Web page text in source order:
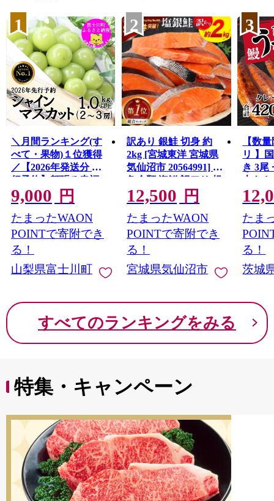
1
＼月間ランキング(す
べて・果物)１位獲得
／【2026年発送分 先
行予約】頬張る幸福
感 〜緑の宝石・ シ
ャインマスカット 〜
１ｋｇ以上（２〜３
房） フルーツ 山梨県
産 果物 くだもの シャ
イン マスカット ぶど
う ブドウ 葡萄 大粒 種
9000円 九千円
9,000 円
たまったWAON
POINTで寄附でき
る！
山梨県富士川町
2
訳あり 銀鮭 切身 約
2kg [宮城東洋 宮城県
気仙沼市 20564991] 鮭
魚介類 海鮮 訳アリ 規
格外 不揃い さけ サケ
鮭切身 シャケ 切り身
冷凍 家庭用 おかず 弁
当 支援 サーモン 銀鮭
切り身 魚 わけあり
12,500 円
たまったWAON
POINTで寄附でき
る！
宮城県気仙沼市
3
【数
リ 】
き 3尾
大き
レ・
鰻 ふ
な重
茨城
と納
たま
る！
茨城
すべてのランキングをみる
特集・キャンペーン